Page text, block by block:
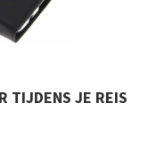
TIJDENS JE REIS